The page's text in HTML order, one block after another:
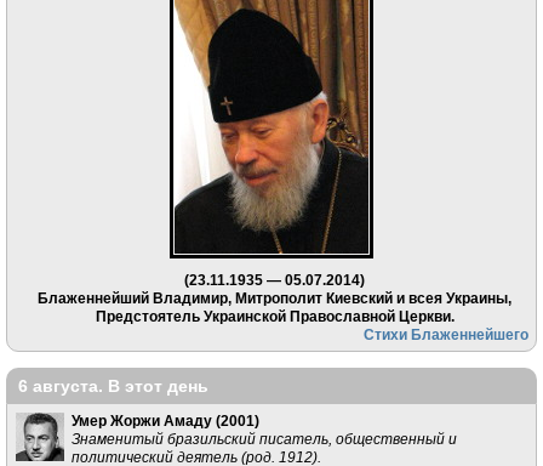
(23.11.1935 — 05.07.2014)
Блаженнейший Владимир, Митрополит Киевский и всея Украины,
Предстоятель Украинской Православной Церкви.
Стихи Блаженнейшего
6 августа. В этот день
Умер Жоржи Амаду (2001)
Знаменитый бразильский писатель, общественный и
политический деятель (род. 1912).